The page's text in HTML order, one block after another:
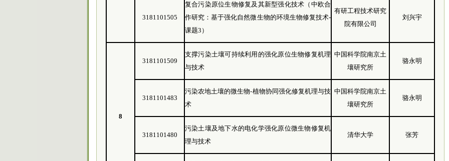
3181101505
复合污染原位生物修复及其新型强化技术（中欧合
作研究：基于强化自然微生物的环境生物修复技术-
课题3）
有研工程技术研究
院有限公司
刘兴宇
8
3181101509
支撑污染土壤可持续利用的强化原位生物修复机理
与技术
中国科学院南京土
壤研究所
骆永明
3181101483
污染农地土壤的微生物-植物协同强化修复机理与技
术
中国科学院南京土
壤研究所
骆永明
3181101480
污染土壤及地下水的电化学强化原位微生物修复机
理与技术
清华大学 张芳